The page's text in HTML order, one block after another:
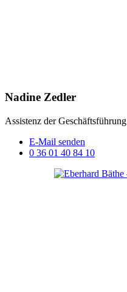
Nadine Zedler
Assistenz der Geschäftsführung
E-Mail senden
0 36 01 40 84 10